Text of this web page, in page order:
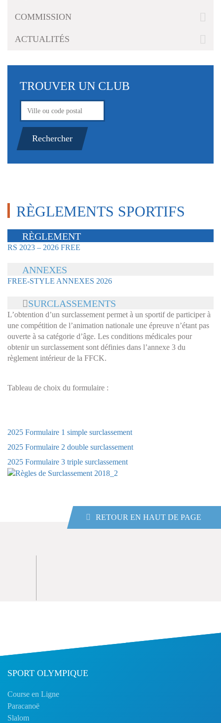
COMMISSION
ACTUALITÉS
TROUVER UN CLUB
RÈGLEMENTS SPORTIFS
RÈGLEMENT
RS 2023 – 2026 FREE
ANNEXES
FREE-STYLE ANNEXES 2026
SURCLASSEMENTS
L’obtention d’un surclassement permet à un sportif de participer à
une compétition de l’animation nationale une épreuve n’étant pas
ouverte à sa catégorie d’âge. Les conditions médicales pour
obtenir un surclassement sont définies dans l’annexe 3 du
règlement intérieur de la FFCK.
Tableau de choix du formulaire :
2025 Formulaire 1 simple surclassement
2025 Formulaire 2 double surclassement
2025 Formulaire 3 triple surclassement
RETOUR EN HAUT DE PAGE
SPORT OLYMPIQUE
Course en Ligne
Paracanoë
Slalom